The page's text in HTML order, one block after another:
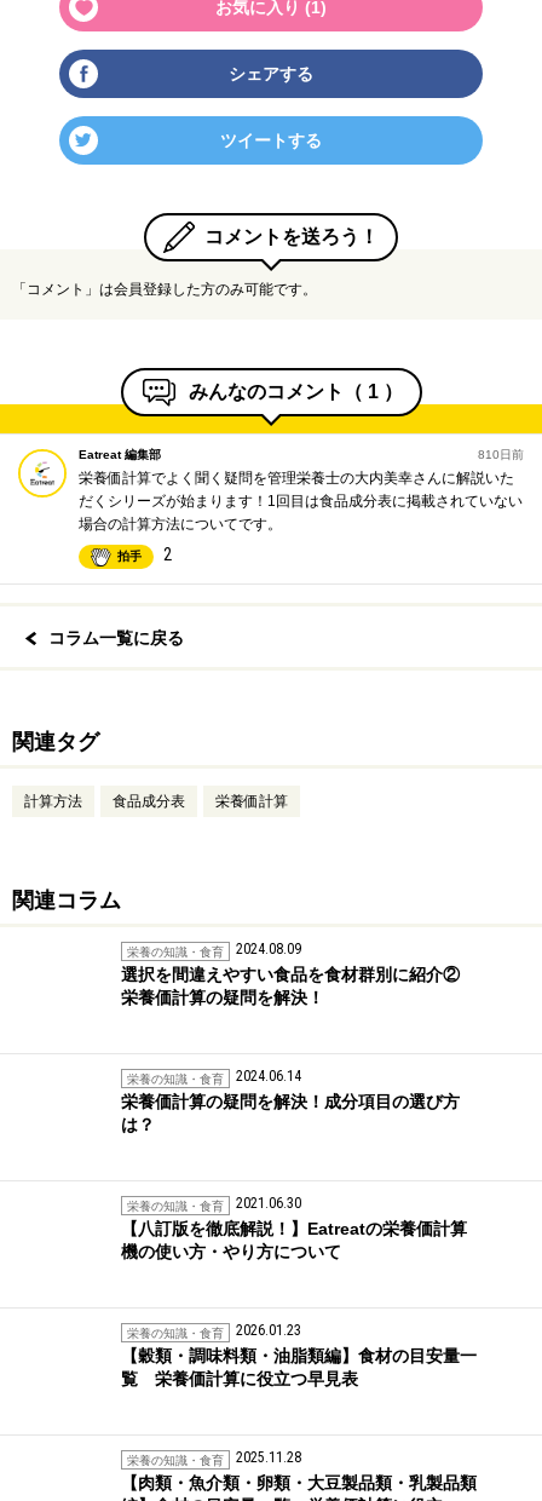
お気に入り (1)
シェアする
ツイートする
コメントを送ろう！
「コメント」は会員登録した方のみ可能です。
みんなのコメント（ 1 ）
Eatreat 編集部 810日前
栄養価計算でよく聞く疑問を管理栄養士の大内美幸さんに解説いた
だくシリーズが始まります！1回目は食品成分表に掲載されていない
場合の計算方法についてです。
拍手 2
コラム一覧に戻る
関連タグ
計算方法 食品成分表 栄養価計算
関連コラム
栄養の知識・食育 2024.08.09
選択を間違えやすい食品を食材群別に紹介②
栄養価計算の疑問を解決！
栄養の知識・食育 2024.06.14
栄養価計算の疑問を解決！成分項目の選び方
は？
栄養の知識・食育 2021.06.30
【八訂版を徹底解説！】Eatreatの栄養価計算
機の使い方・やり方について
栄養の知識・食育 2026.01.23
【穀類・調味料類・油脂類編】食材の目安量一
覧 栄養価計算に役立つ早見表
栄養の知識・食育 2025.11.28
【肉類・魚介類・卵類・大豆製品類・乳製品類